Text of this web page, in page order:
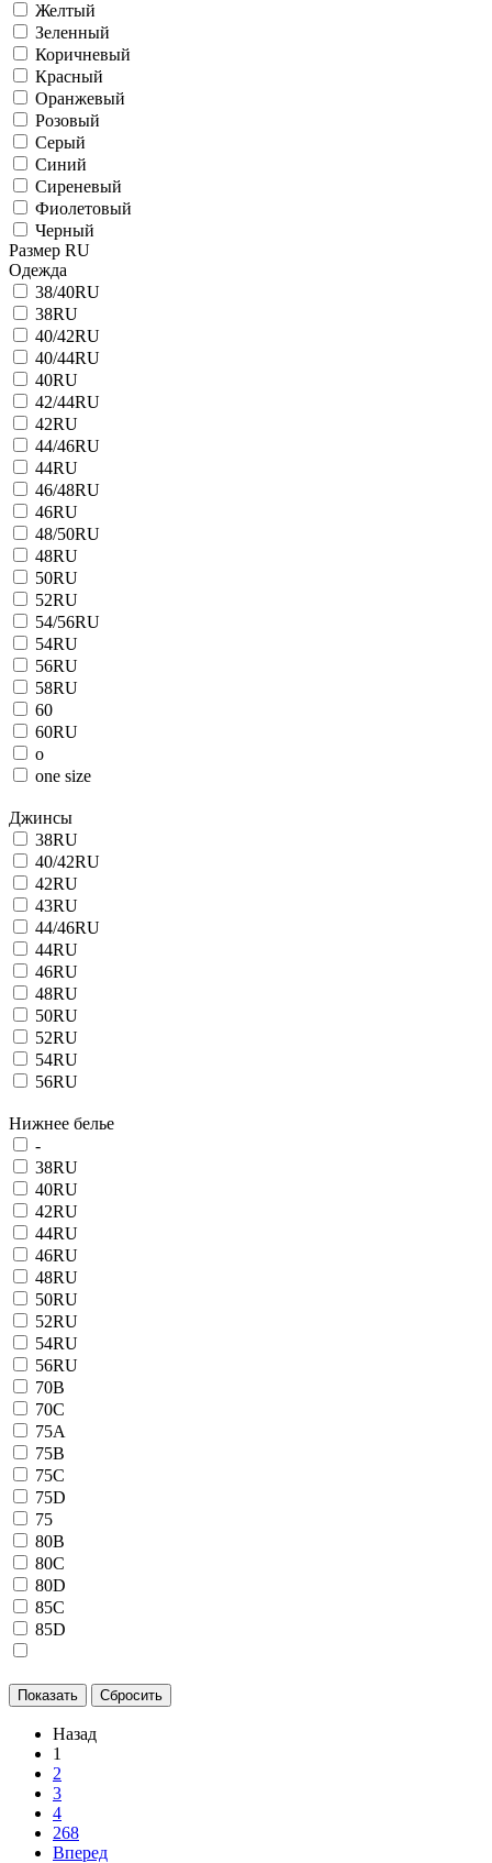
Желтый
Зеленный
Коричневый
Красный
Оранжевый
Розовый
Серый
Синий
Сиреневый
Фиолетовый
Черный
Размер RU
Одежда
38/40RU
38RU
40/42RU
40/44RU
40RU
42/44RU
42RU
44/46RU
44RU
46/48RU
46RU
48/50RU
48RU
50RU
52RU
54/56RU
54RU
56RU
58RU
60
60RU
o
one size
Джинсы
38RU
40/42RU
42RU
43RU
44/46RU
44RU
46RU
48RU
50RU
52RU
54RU
56RU
Нижнее белье
-
38RU
40RU
42RU
44RU
46RU
48RU
50RU
52RU
54RU
56RU
70B
70C
75A
75B
75C
75D
75
80B
80C
80D
85C
85D
Назад
1
2
3
4
268
Вперед